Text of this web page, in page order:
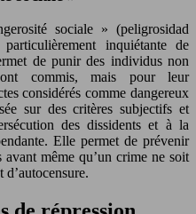
sociale » (peligrosidad
inquiétante de
de punir des individus non
commis, mais pour leur
considérés comme dangereux
sur des critères subjectifs et
des dissidents et à la
Elle permet de prévenir
avant même qu’un crime ne soit